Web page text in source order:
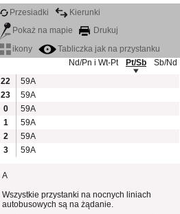
Przesiadki
Kierunki
Pokaż na mapie
Drukuj
ikony
Tabliczka jak na przystanku
Nd/Pn i Wt-Pt
Pt/Sb
Sb/Nd
22
59A
23
59A
0
59A
1
59A
2
59A
3
59A
A
Wszystkie przystanki na nocnych liniach
autobusowych są na żądanie.